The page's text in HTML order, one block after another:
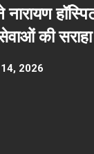
की सराहा
2026